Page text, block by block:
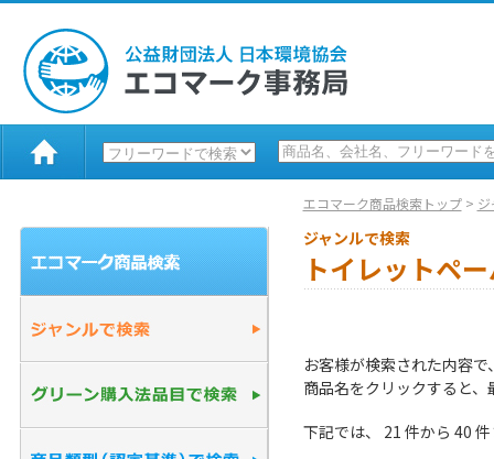
エコマーク商品検索トップ>
ジャンルで検索
トイレットペ
お客様が検索された内容で
商品名をクリックすると
下記では、 21 件から 40